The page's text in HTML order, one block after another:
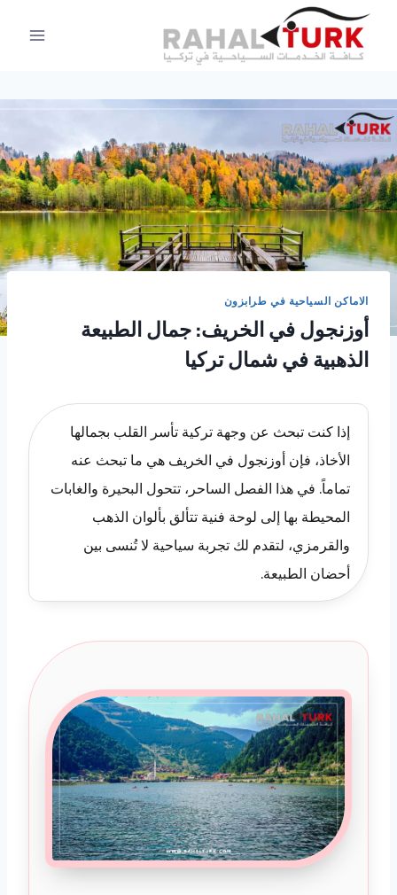
التجاوز
المحتوى
الاماكن السياحية في طرابزون
أوزنجول في الخريف: جمال الطبيعة
الذهبية في شمال تركيا
إذا كنت تبحث عن وجهة تركية تأسر القلب بجمالها
الأخاذ، فإن أوزنجول في الخريف هي ما تبحث عنه
تماماً. في هذا الفصل الساحر، تتحول البحيرة والغابات
المحيطة بها إلى لوحة فنية تتألق بألوان الذهب
والقرمزي، لتقدم لك تجربة سياحية لا تُنسى بين
أحضان الطبيعة.